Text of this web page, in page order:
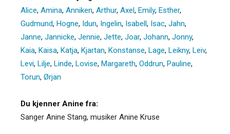
Alice, Amina, Anniken, Arthur, Axel, Emily, Esther,
Gudmund, Hogne, Idun, Ingelin, Isabell, Isac, Jahn,
Janne, Jannicke, Jennie, Jette, Joar, Johann, Jonny,
Kaia, Kaisa, Katja, Kjartan, Konstanse, Lage, Leikny, Leiv,
Levi, Lilje, Linde, Lovise, Margareth, Oddrun, Pauline,
Torun, Ørjan
Du kjenner Anine fra:
Sanger Anine Stang, musiker Anine Kruse